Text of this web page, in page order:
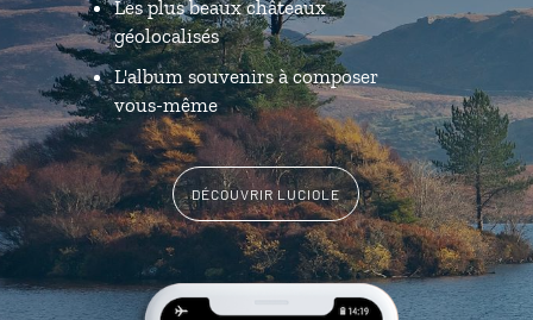
Les plus beaux châteaux
géolocalisés
L'album souvenirs à composer
vous-même
DÉCOUVRIR LUCIOLE